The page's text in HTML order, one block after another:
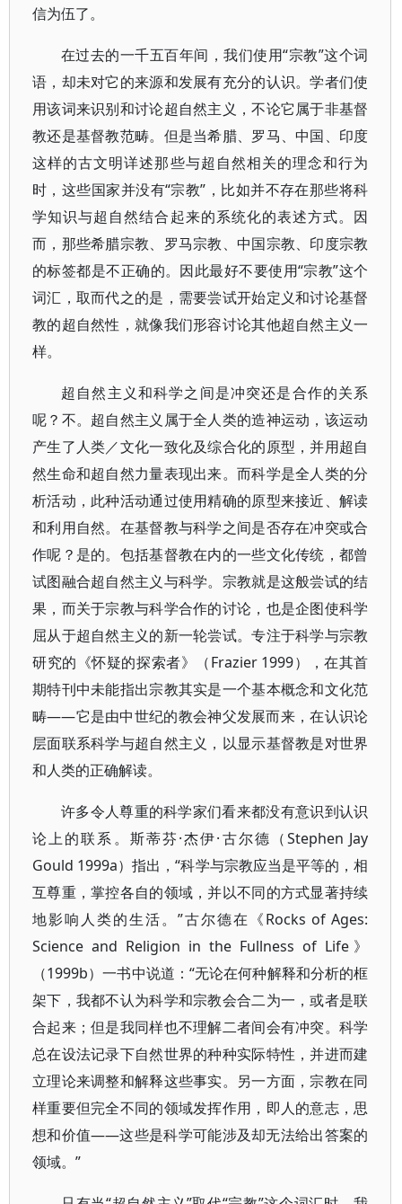
信为伍了。
在过去的一千五百年间，我们使用“宗教”这个词
语，却未对它的来源和发展有充分的认识。学者们使
用该词来识别和讨论超自然主义，不论它属于非基督
教还是基督教范畴。但是当希腊、罗马、中国、印度
这样的古文明详述那些与超自然相关的理念和行为
时，这些国家并没有“宗教”，比如并不存在那些将科
学知识与超自然结合起来的系统化的表述方式。因
而，那些希腊宗教、罗马宗教、中国宗教、印度宗教
的标签都是不正确的。因此最好不要使用“宗教”这个
词汇，取而代之的是，需要尝试开始定义和讨论基督
教的超自然性，就像我们形容讨论其他超自然主义一
样。
超自然主义和科学之间是冲突还是合作的关系
呢？不。超自然主义属于全人类的造神运动，该运动
产生了人类／文化一致化及综合化的原型，并用超自
然生命和超自然力量表现出来。而科学是全人类的分
析活动，此种活动通过使用精确的原型来接近、解读
和利用自然。在基督教与科学之间是否存在冲突或合
作呢？是的。包括基督教在内的一些文化传统，都曾
试图融合超自然主义与科学。宗教就是这般尝试的结
果，而关于宗教与科学合作的讨论，也是企图使科学
屈从于超自然主义的新一轮尝试。专注于科学与宗教
研究的《怀疑的探索者》（Frazier 1999），在其首
期特刊中未能指出宗教其实是一个基本概念和文化范
畴——它是由中世纪的教会神父发展而来，在认识论
层面联系科学与超自然主义，以显示基督教是对世界
和人类的正确解读。
许多令人尊重的科学家们看来都没有意识到认识
论上的联系。斯蒂芬·杰伊·古尔德（Stephen Jay
Gould 1999a）指出，“科学与宗教应当是平等的，相
互尊重，掌控各自的领域，并以不同的方式显著持续
地影响人类的生活。”古尔德在《Rocks of Ages:
Science and Religion in the Fullness of Life》
（1999b）一书中说道：“无论在何种解释和分析的框
架下，我都不认为科学和宗教会合二为一，或者是联
合起来；但是我同样也不理解二者间会有冲突。科学
总在设法记录下自然世界的种种实际特性，并进而建
立理论来调整和解释这些事实。另一方面，宗教在同
样重要但完全不同的领域发挥作用，即人的意志，思
想和价值——这些是科学可能涉及却无法给出答案的
领域。”